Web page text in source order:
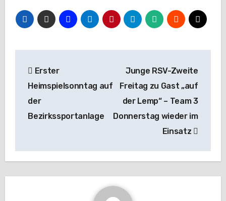
Erster
Heimspielsonntag auf
der
Bezirkssportanlage
Junge RSV-Zweite
Freitag zu Gast „auf
der Lemp“ – Team 3
Donnerstag wieder im
Einsatz